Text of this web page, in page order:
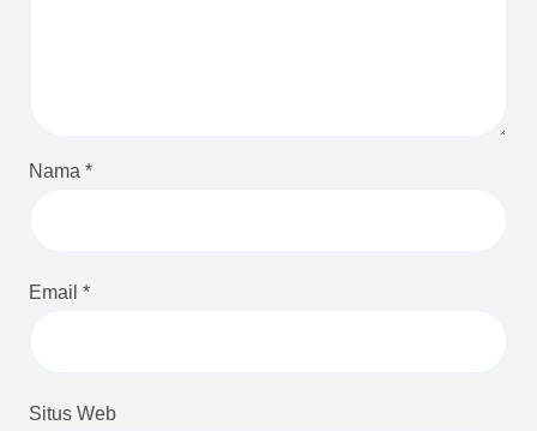
Nama *
Email *
Situs Web